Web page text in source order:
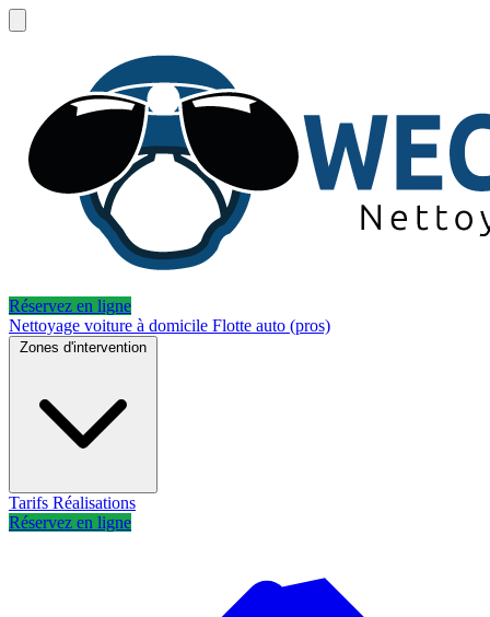
Réservez en ligne
Nettoyage voiture à domicile Flotte auto (pros)
Zones d'intervention
Tarifs Réalisations
Réservez en ligne